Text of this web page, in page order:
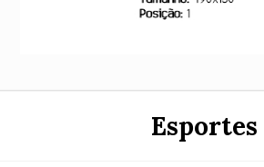
Esportes